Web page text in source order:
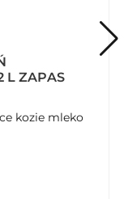
L ZAPAS
kozie mleko